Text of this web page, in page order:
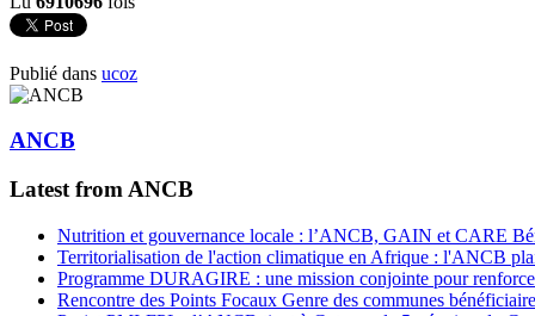
Publié dans ucoz
ANCB
Latest from ANCB
Nutrition et gouvernance locale : l’ANCB, GAIN et CARE
Territorialisation de l'action climatique en Afrique : l'ANCB
Programme DURAGIRE : une mission conjointe pour
Rencontre des Points Focaux Genre des communes